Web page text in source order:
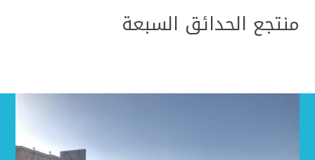
منتجع الحدائق السبعة